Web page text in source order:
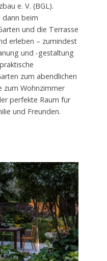
e. V. (BGL).
dann beim
und die Terrasse
erleben – zumindest
und -gestaltung
zum abendlichen
zum Wohnzimmer
perfekte Raum für
und Freunden.